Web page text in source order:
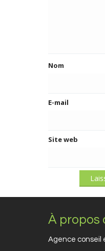
Nom
E-mail
Site web
À propos
Agence conseil